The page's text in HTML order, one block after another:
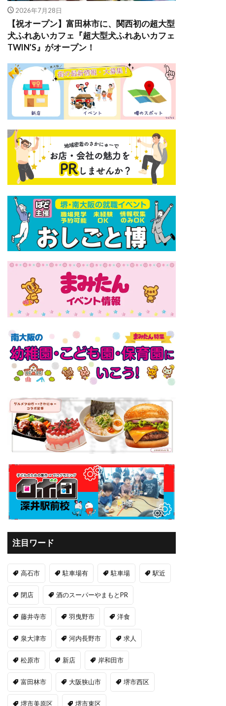
2026年7月28日
【祝オープン】富田林市に、関西初の超大型
犬ふれあいカフェ『超大型犬ふれあいカフェ
TWIN’S』がオープン！
注目ワード
高石市 駐車場有 駐車場 駅近
閉店 酒のスーパーやまもとPR
藤井寺市 羽曳野市 洋食
泉大津市 河内長野市 求人
松原市 新店 岸和田市
富田林市 大阪狭山市 堺市西区
堺市美原区 堺市東区